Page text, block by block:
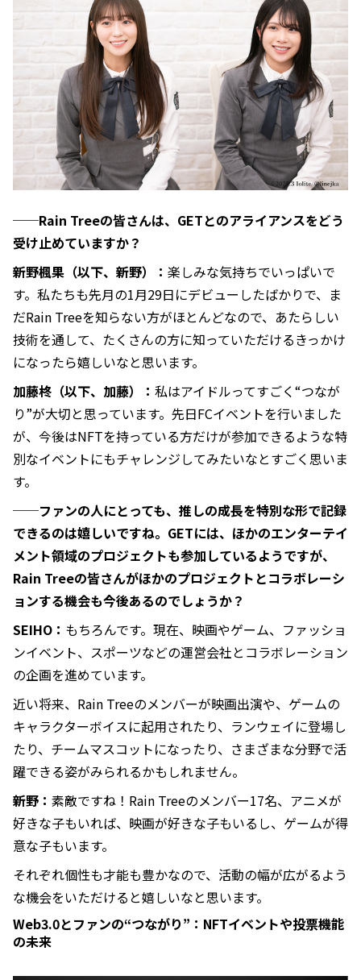
──Rain Treeの皆さんは、GETとのアライアンスをどう
受け止めていますか？
新野楓果（以下、新野）： 楽しみな気持ちでいっぱいで
す。私たちも先月の1月29日にデビューしたばかりで、ま
だRain Treeを知らない方がほとんどなので、あたらしい
技術を通して、たくさんの方に知っていただけるきっかけ
になったら嬉しいなと思います。
加藤柊（以下、加藤）： 私はアイドルってすごく“つなが
り”が大切と思っています。先日FCイベントを行いました
が、今後はNFTを持っている方だけが参加できるような特
別なイベントにもチャレンジしてみたいなとすごく思いま
す。
──ファンの人にとっても、推しの成長を特別な形で記録
できるのは嬉しいですね。GETには、ほかのエンターテイ
メント領域のプロジェクトも参加しているようですが、
Rain Treeの皆さんがほかのプロジェクトとコラボレーシ
ョンする機会も今後あるのでしょうか？
SEIHO： もちろんです。現在、映画やゲーム、ファッショ
ンイベント、スポーツなどの運営会社とコラボレーション
の企画を進めています。
近い将来、Rain Treeのメンバーが映画出演や、ゲームの
キャラクターボイスに起用されたり、ランウェイに登場し
たり、チームマスコットになったり、さまざまな分野で活
躍できる姿がみられるかもしれません。
新野： 素敵ですね！Rain Treeのメンバー17名、アニメが
好きな子もいれば、映画が好きな子もいるし、ゲームが得
意な子もいます。
それぞれ個性も才能も豊かなので、活動の幅が広がるよう
な機会をいただけると嬉しいなと思います。
Web3.0とファンの“つながり”：NFTイベントや投票機能
の未来